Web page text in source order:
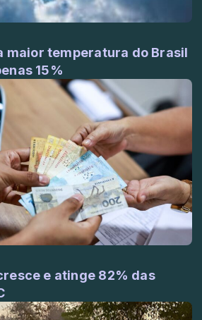
maior temperatura do Brasil
15%
e atinge 82% das